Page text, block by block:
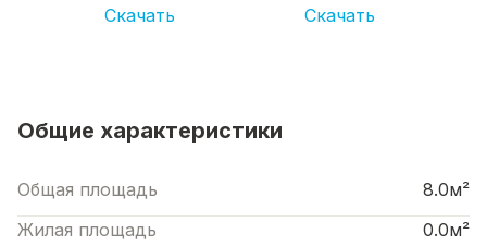
Скачать Скачать
Общие характеристики
Общая площадь
8.0м²
Жилая площадь
0.0м²